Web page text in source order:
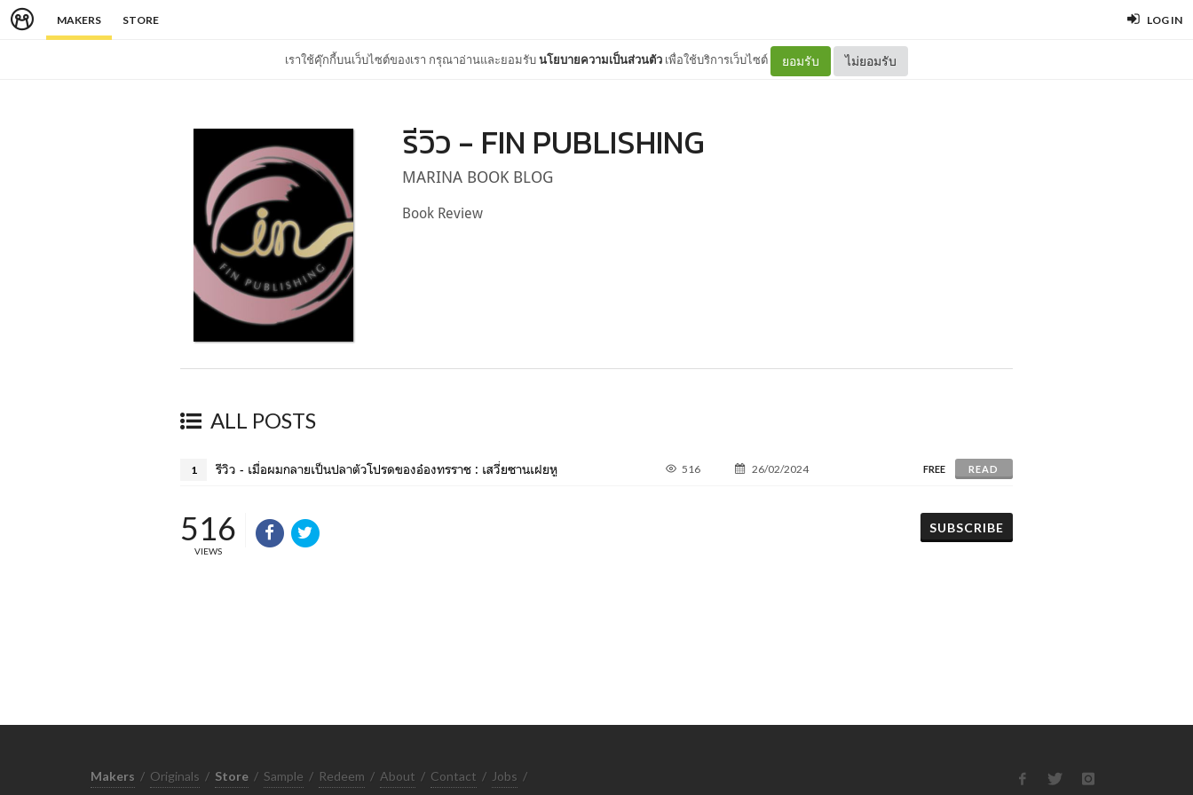
MAKERS STORE LOG IN
เราใช้คุ๊กกี้บนเว็บไซต์ของเรา กรุณาอ่านและยอมรับนโยบายความเป็นส่วนตัว เพื่อใช้บริการเว็บไซต์ ยอมรับ ไม่ยอมรับ
รีวิว - FIN PUBLISHING
MARINA BOOK BLOG
Book Review
ALL POSTS
1 รีวิว - เมื่อผมกลายเป็นปลาตัวโปรดของอ๋องทรราช : เสวี่ยซานเฝยหู 516 26/02/2024 FREE READ
516
VIEWS
SUBSCRIBE
Makers / Originals / Store / Sample / Redeem / About / Contact / Jobs /